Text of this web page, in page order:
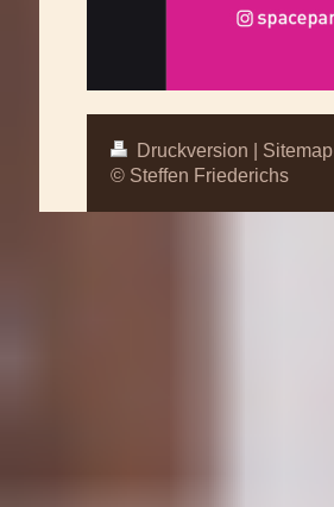
Druckversion
Sitemap
© Steffen Friederichs